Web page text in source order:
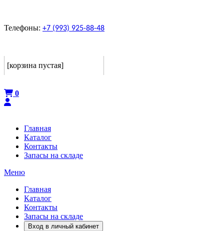
Телефоны: +7 (993) 925-88-48
[корзина пустая]
0
Главная
Каталог
Контакты
Запасы на складе
Меню
Главная
Каталог
Контакты
Запасы на складе
Вход в личный кабинет